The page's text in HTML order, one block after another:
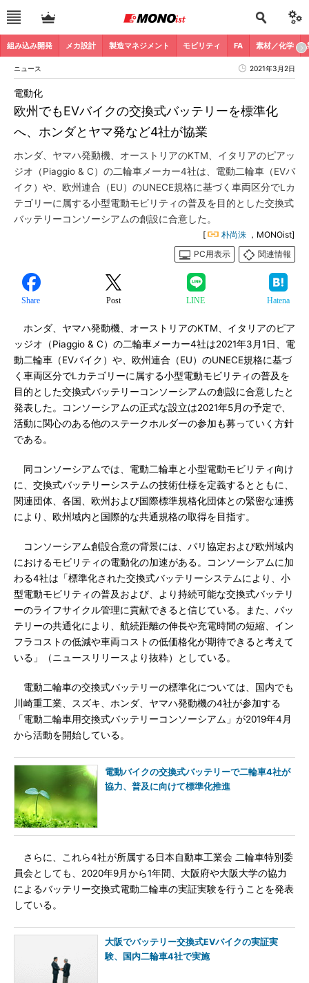
組み込み開発 メカ設計 製造マネジメント モビリティ FA 素材／化学
ニュース 2021年3月2日
欧州でもEVバイクの交換式バッテリーを標準化
へ、ホンダとヤマ発など4社が協業
電動化
ホンダ、ヤマハ発動機、オーストリアのKTM、イタリアのピアッ
ジオ（Piaggio & C）の二輪車メーカー4社は、電動二輪車（EVバ
イク）や、欧州連合（EU）のUNECE規格に基づく車両区分でLカ
テゴリーに属する小型電動モビリティの普及を目的とした交換式
バッテリーコンソーシアムの創設に合意した。
[ 朴尚洙 ，MONOist]
PC用表示
関連情報
Share Post LINE Hatena
ホンダ、ヤマハ発動機、オーストリアのKTM、イタリアのピア
ッジオ（Piaggio & C）の二輪車メーカー4社は2021年3月1日、電
動二輪車（EVバイク）や、欧州連合（EU）のUNECE規格に基づ
く車両区分でLカテゴリーに属する小型電動モビリティの普及を
目的とした交換式バッテリーコンソーシアムの創設に合意したと
発表した。コンソーシアムの正式な設立は2021年5月の予定で、
活動に関心のある他のステークホルダーの参加も募っていく方針
である。
同コンソーシアムでは、電動二輪車と小型電動モビリティ向け
に、交換式バッテリーシステムの技術仕様を定義するとともに、
関連団体、各国、欧州および国際標準規格化団体との緊密な連携
により、欧州域内と国際的な共通規格の取得を目指す。
コンソーシアム創設合意の背景には、パリ協定および欧州域内
におけるモビリティの電動化の加速がある。コンソーシアムに加
わる4社は「標準化された交換式バッテリーシステムにより、小
型電動モビリティの普及および、より持続可能な交換式バッテリ
ーのライフサイクル管理に貢献できると信じている。また、バッ
テリーの共通化により、航続距離の伸長や充電時間の短縮、イン
フラコストの低減や車両コストの低価格化が期待できると考えて
いる」（ニュースリリースより抜粋）としている。
電動二輪車の交換式バッテリーの標準化については、国内でも
川崎重工業、スズキ、ホンダ、ヤマハ発動機の4社が参加する
「電動二輪車用交換式バッテリーコンソーシアム」が2019年4月
から活動を開始している。
電動バイクの交換式バッテリーで二輪車4社が
協力、普及に向けて標準化推進
さらに、これら4社が所属する日本自動車工業会 二輪車特別委
員会としても、2020年9月から1年間、大阪府や大阪大学の協力
によるバッテリー交換式電動二輪車の実証実験を行うことを発表
している。
大阪でバッテリー交換式EVバイクの実証実
験、国内二輪車4社で実施